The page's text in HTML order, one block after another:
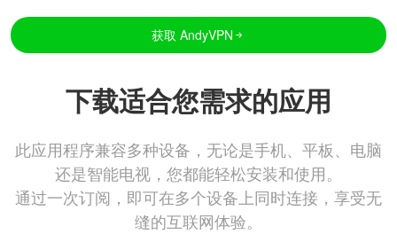
获取 AndyVPN
下载适合您需求的应用
此应用程序兼容多种设备，无论是手机、平板、电脑
还是智能电视，您都能轻松安装和使用。
通过一次订阅，即可在多个设备上同时连接，享受无
缝的互联网体验。